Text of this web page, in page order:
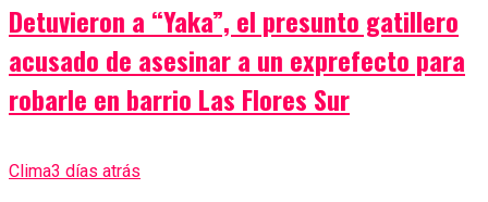
Detuvieron a “Yaka”, el presunto gatillero
acusado de asesinar a un exprefecto para
robarle en barrio Las Flores Sur
Clima3 días atrás